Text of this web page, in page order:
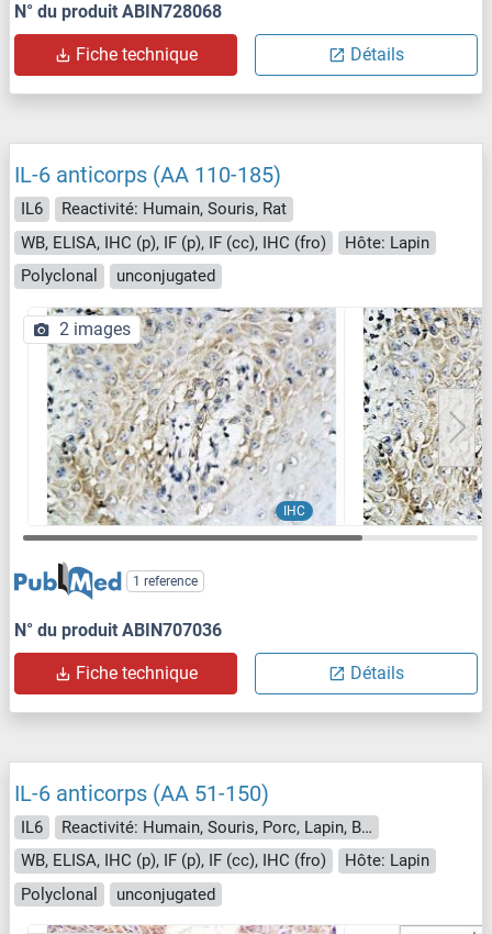
N° du produit ABIN728068
Fiche technique Détails
IL-6 anticorps (AA 110-185)
IL6
Reactivité: Humain, Souris, Rat
WB, ELISA, IHC (p), IF (p), IF (cc), IHC (fro)
Hôte: Lapin
Polyclonal
unconjugated
IHC
2 images
1 reference
N° du produit ABIN707036
Fiche technique Détails
IL-6 anticorps (AA 51-150)
IL6
Reactivité: Humain, Souris, Porc, Lapin, Boeuf (Vache)
WB, ELISA, IHC (p), IF (p), IF (cc), IHC (fro)
Hôte: Lapin
Polyclonal
unconjugated